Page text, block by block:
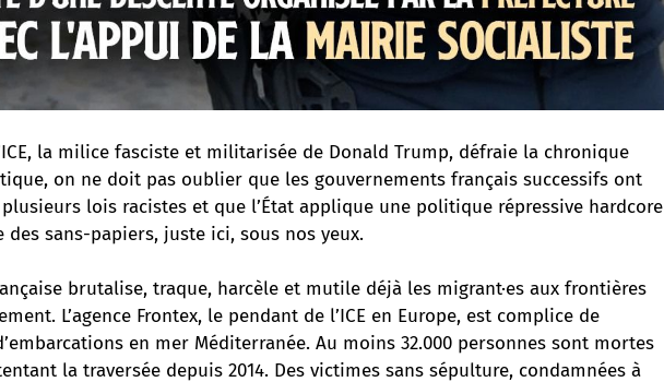
la milice fasciste et militarisée de Donald Trump, défraie la chronique
on ne doit pas oublier que les gouvernements français successifs ont
lois racistes et que l’État applique une politique répressive hardcore
des sans-papiers, juste ici, sous nos yeux.
brutalise, traque, harcèle et mutile déjà les migrant·es aux frontières
L’agence Frontex, le pendant de l’ICE en Europe, est complice de
en mer Méditerranée. Au moins 32.000 personnes sont mortes
la traversée depuis 2014. Des victimes sans sépulture, condamnées à